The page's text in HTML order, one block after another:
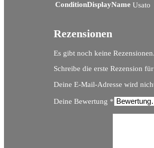
ConditionDisplayName Usato
Rezensionen
Es gibt noch keine Rezensionen.
Schreibe die erste Rezension
Deine E-Mail-Adresse wird
Deine Bewertung *